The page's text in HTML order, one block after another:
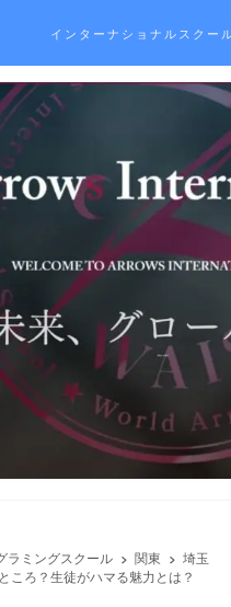
インターナショナルスクー
ラミングスクール 関東
埼玉
ころ？生徒がハマる魅力とは？